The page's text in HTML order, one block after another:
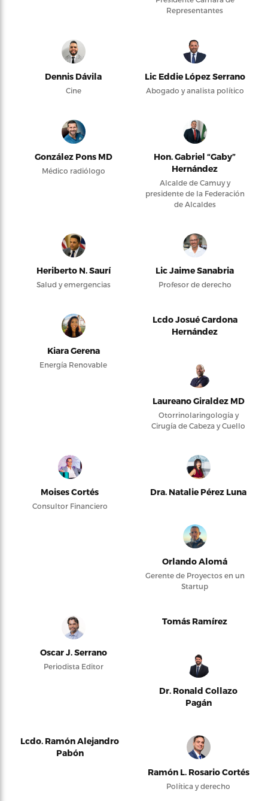
Representantes
Dennis Dávila
Cine
Lic Eddie López Serrano
Abogado y analista político
González Pons MD
Médico radiólogo
Hon. Gabriel “Gaby”
Hernández
Alcalde de Camuy y
presidente de la Federación
de Alcaldes
Heriberto N. Saurí
Salud y emergencias
Lic Jaime Sanabria
Profesor de derecho
Kiara Gerena
Energía Renovable
Lcdo Josué Cardona
Hernández
Laureano Giraldez MD
Otorrinolaringología y
Cirugía de Cabeza y Cuello
Moises Cortés
Consultor Financiero
Dra. Natalie Pérez Luna
Orlando Alomá
Gerente de Proyectos en un
Startup
Oscar J. Serrano
Periodista Editor
Tomás Ramírez
Dr. Ronald Collazo
Pagán
Lcdo. Ramón Alejandro
Pabón
Ramón L. Rosario Cortés
Política y derecho